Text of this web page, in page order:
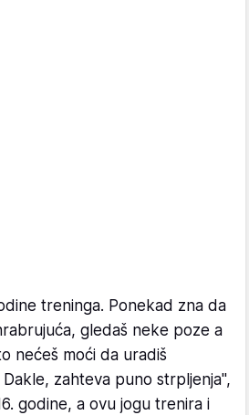
treninga. Ponekad zna da
gledaš neke poze a
nećeš moći da uradiš
zahteva puno strpljenja",
godine, a ovu jogu trenira i